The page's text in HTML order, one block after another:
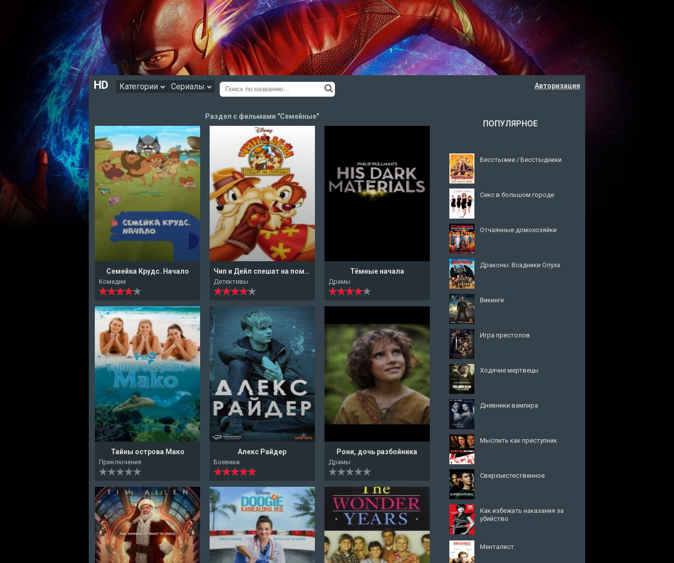
HD Категории Сериалы Авторизация
Раздел с фильмами "Семейные"
Семейка Крудс. Начало
Комедии
Чип и Дейл спешат на помощь
Детективы
Тёмные начала
Драмы
Тайны острова Мако
Приключения
Алекс Райдер
Боевики
Рони, дочь разбойника
Драмы
ПОПУЛЯРНОЕ
Бесстыжие / Бесстыдники
Секс в большом городе
Отчаянные домохозяйки
Драконы: Всадники Олуха
Викинги
Игра престолов
Ходячие мертвецы
Дневники вампира
Мыслить как преступник
Сверхъестественное
Как избежать наказания за
убийство
Менталист